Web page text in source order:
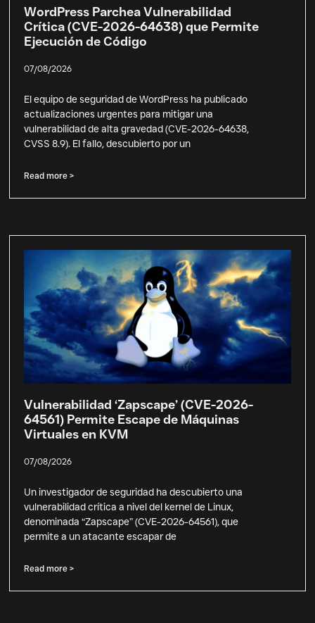
WordPress Parchea Vulnerabilidad
Crítica (CVE-2026-64638) que Permite
Ejecución de Código
07/08/2026
El equipo de seguridad de WordPress ha publicado
actualizaciones urgentes para mitigar una
vulnerabilidad de alta gravedad (CVE-2026-64638,
CVSS 8.9). El fallo, descubierto por un
Read more >
Vulnerabilidad ‘Zapscape’ (CVE-2026-
64561) Permite Escape de Máquinas
Virtuales en KVM
07/08/2026
Un investigador de seguridad ha descubierto una
vulnerabilidad crítica a nivel del kernel de Linux,
denominada “Zapscape” (CVE-2026-64561), que
permite a un atacante escapar de
Read more >